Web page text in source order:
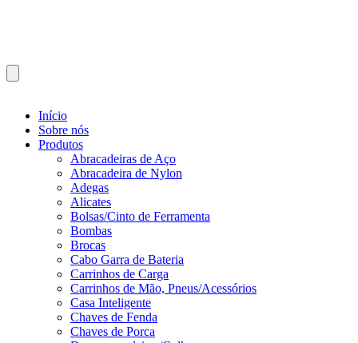
Início
Sobre nós
Produtos
Abracadeiras de Aço
Abracadeira de Nylon
Adegas
Alicates
Bolsas/Cinto de Ferramenta
Bombas
Brocas
Cabo Garra de Bateria
Carrinhos de Carga
Carrinhos de Mão, Pneus/Acessórios
Casa Inteligente
Chaves de Fenda
Chaves de Porca